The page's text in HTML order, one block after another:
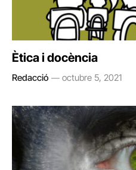
Ètica i docència
Redacció octubre 5, 2021